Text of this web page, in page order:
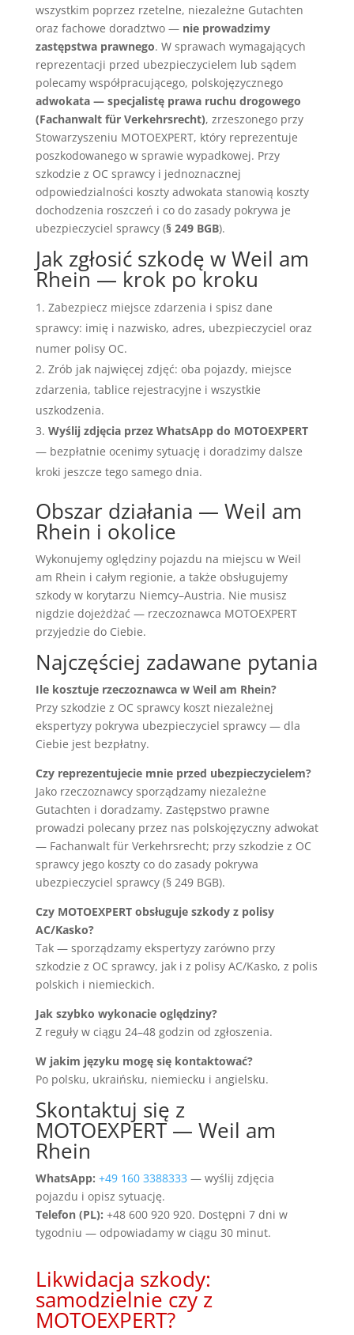
wszystkim poprzez rzetelne, niezależne Gutachten
oraz fachowe doradztwo — nie prowadzimy
zastępstwa prawnego. W sprawach wymagających
reprezentacji przed ubezpieczycielem lub sądem
polecamy współpracującego, polskojęzycznego
adwokata — specjalistę prawa ruchu drogowego
(Fachanwalt für Verkehrsrecht), zrzeszonego przy
Stowarzyszeniu MOTOEXPERT, który reprezentuje
poszkodowanego w sprawie wypadkowej. Przy
szkodzie z OC sprawcy i jednoznacznej
odpowiedzialności koszty adwokata stanowią koszty
dochodzenia roszczeń i co do zasady pokrywa je
ubezpieczyciel sprawcy (§ 249 BGB).
Jak zgłosić szkodę w Weil am
Rhein — krok po kroku
Zabezpiecz miejsce zdarzenia i spisz dane
sprawcy: imię i nazwisko, adres, ubezpieczyciel oraz
numer polisy OC.
Zrób jak najwięcej zdjęć: oba pojazdy, miejsce
zdarzenia, tablice rejestracyjne i wszystkie
uszkodzenia.
Wyślij zdjęcia przez WhatsApp do MOTOEXPERT
— bezpłatnie ocenimy sytuację i doradzimy dalsze
kroki jeszcze tego samego dnia.
Obszar działania — Weil am
Rhein i okolice
Wykonujemy oględziny pojazdu na miejscu w Weil
am Rhein i całym regionie, a także obsługujemy
szkody w korytarzu Niemcy–Austria. Nie musisz
nigdzie dojeżdżać — rzeczoznawca MOTOEXPERT
przyjedzie do Ciebie.
Najczęściej zadawane pytania
Ile kosztuje rzeczoznawca w Weil am Rhein?
Przy szkodzie z OC sprawcy koszt niezależnej
ekspertyzy pokrywa ubezpieczyciel sprawcy — dla
Ciebie jest bezpłatny.
Czy reprezentujecie mnie przed ubezpieczycielem?
Jako rzeczoznawcy sporządzamy niezależne
Gutachten i doradzamy. Zastępstwo prawne
prowadzi polecany przez nas polskojęzyczny adwokat
— Fachanwalt für Verkehrsrecht; przy szkodzie z OC
sprawcy jego koszty co do zasady pokrywa
ubezpieczyciel sprawcy (§ 249 BGB).
Czy MOTOEXPERT obsługuje szkody z polisy
AC/Kasko?
Tak — sporządzamy ekspertyzy zarówno przy
szkodzie z OC sprawcy, jak i z polisy AC/Kasko, z polis
polskich i niemieckich.
Jak szybko wykonacie oględziny?
Z reguły w ciągu 24–48 godzin od zgłoszenia.
W jakim języku mogę się kontaktować?
Po polsku, ukraińsku, niemiecku i angielsku.
Skontaktuj się z
MOTOEXPERT — Weil am
Rhein
WhatsApp: +49 160 3388333 — wyślij zdjęcia
pojazdu i opisz sytuację.
Telefon (PL): +48 600 920 920. Dostępni 7 dni w
tygodniu — odpowiadamy w ciągu 30 minut.
Likwidacja szkody:
samodzielnie czy z
MOTOEXPERT?